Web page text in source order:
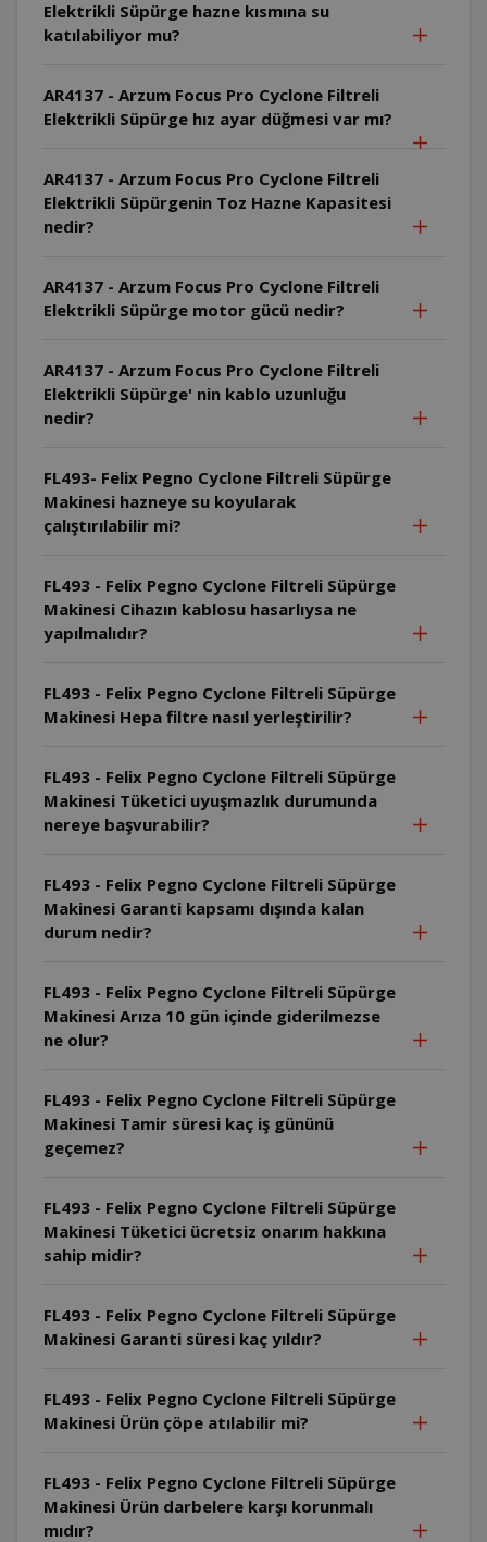
Elektrikli Süpürge hazne kısmına su
katılabiliyor mu?
AR4137 - Arzum Focus Pro Cyclone Filtreli
Elektrikli Süpürge hız ayar düğmesi var mı?
AR4137 - Arzum Focus Pro Cyclone Filtreli
Elektrikli Süpürgenin Toz Hazne Kapasitesi
nedir?
AR4137 - Arzum Focus Pro Cyclone Filtreli
Elektrikli Süpürge motor gücü nedir?
AR4137 - Arzum Focus Pro Cyclone Filtreli
Elektrikli Süpürge' nin kablo uzunluğu
nedir?
FL493- Felix Pegno Cyclone Filtreli Süpürge
Makinesi hazneye su koyularak
çalıştırılabilir mi?
FL493 - Felix Pegno Cyclone Filtreli Süpürge
Makinesi Cihazın kablosu hasarlıysa ne
yapılmalıdır?
FL493 - Felix Pegno Cyclone Filtreli Süpürge
Makinesi Hepa filtre nasıl yerleştirilir?
FL493 - Felix Pegno Cyclone Filtreli Süpürge
Makinesi Tüketici uyuşmazlık durumunda
nereye başvurabilir?
FL493 - Felix Pegno Cyclone Filtreli Süpürge
Makinesi Garanti kapsamı dışında kalan
durum nedir?
FL493 - Felix Pegno Cyclone Filtreli Süpürge
Makinesi Arıza 10 gün içinde giderilmezse
ne olur?
FL493 - Felix Pegno Cyclone Filtreli Süpürge
Makinesi Tamir süresi kaç iş gününü
geçemez?
FL493 - Felix Pegno Cyclone Filtreli Süpürge
Makinesi Tüketici ücretsiz onarım hakkına
sahip midir?
FL493 - Felix Pegno Cyclone Filtreli Süpürge
Makinesi Garanti süresi kaç yıldır?
FL493 - Felix Pegno Cyclone Filtreli Süpürge
Makinesi Ürün çöpe atılabilir mi?
FL493 - Felix Pegno Cyclone Filtreli Süpürge
Makinesi Ürün darbelere karşı korunmalı
mıdır?